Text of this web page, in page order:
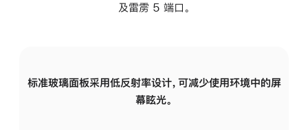
及雷雳 5 端口。
标准玻璃面板采用低反射率设计，可减少使用环境中的屏
幕眩光。